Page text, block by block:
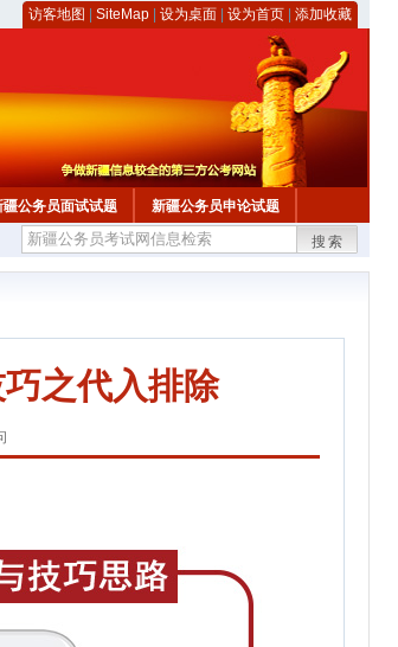
访客地图 SiteMap 设为桌面 设为首页 添加收藏
疆公务员面试试题 新疆公务员申论试题
搜索
之代入排除